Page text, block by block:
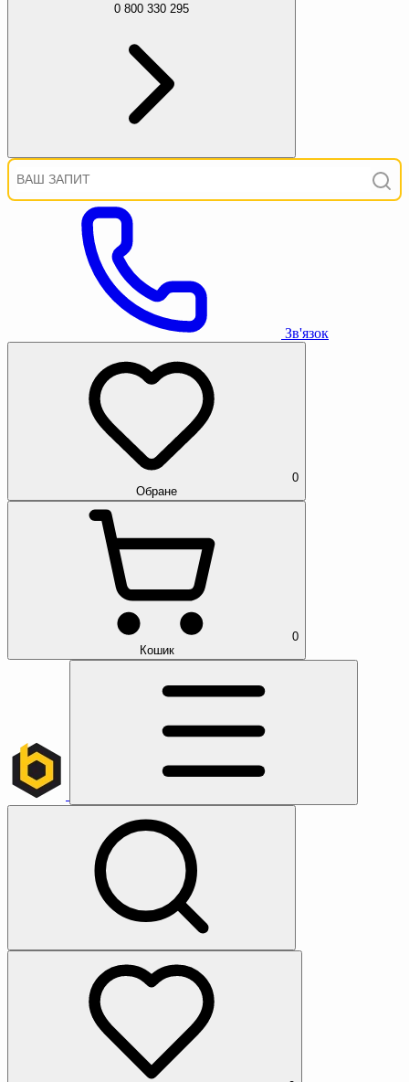
0 800 330 295
Зв'язок
0
Обране
0
Кошик